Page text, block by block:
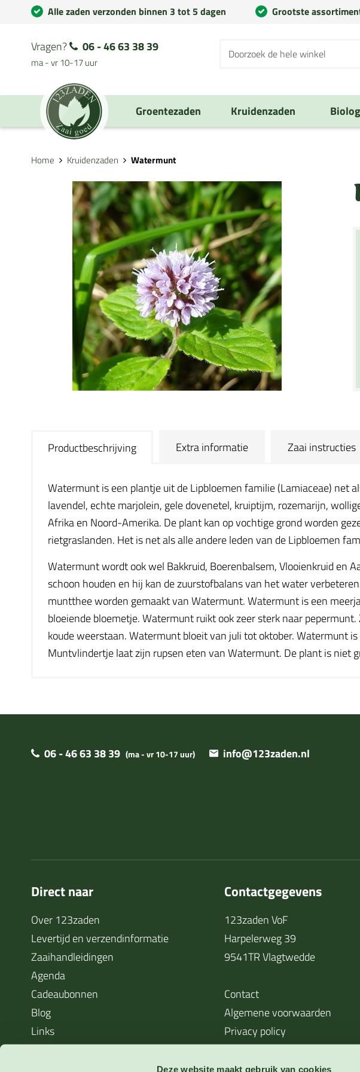
Deze website maakt gebruik van cookies
Alle zaden verzonden binnen 3 tot 5 dagen Grootste
Vragen? 06 - 46 63 38 39
ma - vr 10-17 uur
Groentezaden Kruidenzaden
Home Kruidenzaden Watermunt
Productbeschrijving Extra informatie Zaai instructies
Watermunt is een plantje uit de Lipbloemen familie (Lamiaceae) net
lavendel, echte marjolein, gele dovenetel, kruiptijm, rozemarijn,
Afrika en Noord-Amerika. De plant kan op vochtige grond worden
rietgraslanden. Het is net als alle andere leden van de Lipbloemen
Watermunt wordt ook wel Bakkruid, Boerenbalsem, Vlooienkruid en
schoon houden en hij kan de zuurstofbalans van het water
muntthee worden gemaakt van Watermunt. Watermunt is een
bloeiende bloemetje. Watermunt ruikt ook zeer sterk naar
koude weerstaan. Watermunt bloeit van juli tot oktober. Watermunt
Muntvlindertje laat zijn rupsen eten van Watermunt. De plant is niet
06 - 46 63 38 39 (ma - vr 10-17 uur) info@123zaden.nl
Direct naar
Over 123zaden
Levertijd en verzendinformatie
Zaaihandleidingen
Agenda
Cadeaubonnen
Blog
Links
Cookieverklaring
Waarom zaden soms niet kiemen
Contactgegevens
123zaden VoF
Harpelerweg 39
9541TR Vlagtwedde
Contact
Algemene voorwaarden
Privacy policy